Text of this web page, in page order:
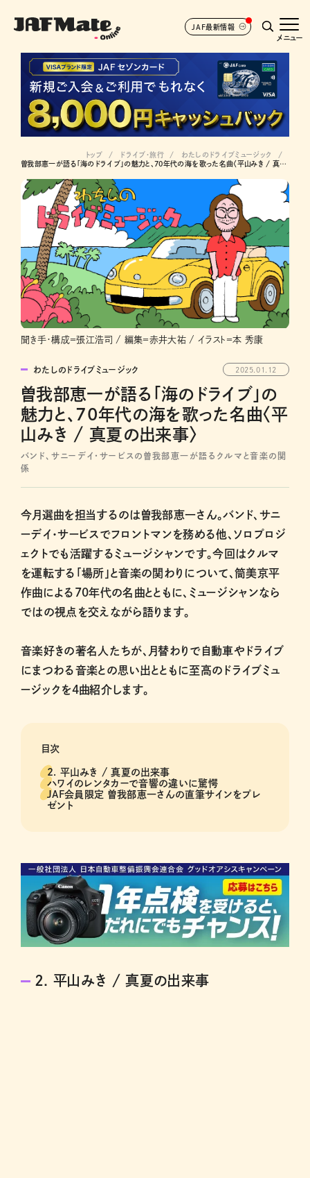
JAF最新情報
メニュー
トップ ドライブ･旅行
わたしのドライブミュージック
曽我部恵一が語る「海のドライブ」の魅力と、70年代の海を歌った名曲〈平山みき / 真夏の出来事〉
聞き手・構成＝張江浩司 / 編集＝赤井大祐 / イラスト＝本 秀康
わたしのドライブミュージック 2025.01.12
曽我部恵一が語る「海のドライブ」の
魅力と、70年代の海を歌った名曲〈平
山みき / 真夏の出来事〉
バンド、サニーデイ・サービスの曽我部恵一が語るクルマと音楽の関
係
今月選曲を担当するのは曽我部恵一さん。バンド、サニ
ーデイ・サービスでフロントマンを務める他、ソロプロジ
ェクトでも活躍するミュージシャンです。今回はクルマ
を運転する「場所」と音楽の関わりについて、筒美京平
作曲による70年代の名曲とともに、ミュージシャンなら
ではの視点を交えながら語ります。
音楽好きの著名人たちが、月替わりで自動車やドライブ
にまつわる音楽との思い出とともに至高のドライブミュ
ージックを4曲紹介します。
目次
2. 平山みき / 真夏の出来事
ハワイのレンタカーで音響の違いに驚愕
JAF会員限定 曽我部恵一さんの直筆サインをプレ
ゼント
2. 平山みき / 真夏の出来事